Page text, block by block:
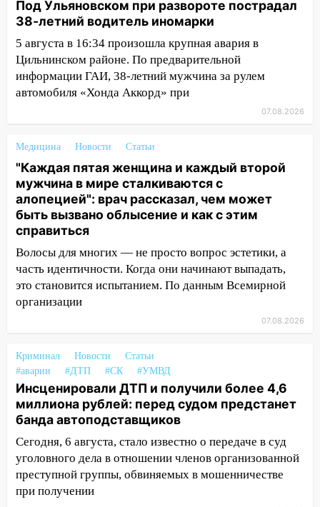
ЕГЭ с 2027 года
11:25 В Ульяновске ИИ будет выявлять
нарушителей на контейнерных
площадках
11:20 Ульяновская шахматистка
11:16
доску декабристу Кондратию Рылееву
10:40 В Ульяновске спасатели ночью
нашли потерявшегося в заброшенных
садах 79-летнего мужчину
10:26 На нескольких улицах Ульяновска
временно отключили холодную воду
10:14 В Ульяновске двоих участников
коррупционной схемы при ЦГКБ
09:52
Ночью беспилотники сбили над
соседними Татарстаном и Саратовской
областью
09:41 Диана Шурыгина уверовала в
Бога в СИЗО
09:35 В Ульяновске директора фирмы
будут судить за неуплату налогов на 48
млн рублей
Под Ульяновском при развороте пострадал
38-летний водитель иномарки
5 августа в 16:34 произошла крупная авария в
Цильнинском районе. По предварительной
информации ГАИ, 38-летний мужчина за рулем
автомобиля «Хонда Аккорд» при
07.08.2026
Медицина Новости Статьи
"Каждая пятая женщина и каждый второй
мужчина в мире сталкиваются с
алопецией": врач рассказал, чем может
быть вызвано облысение и как с этим
справиться
Волосы для многих — не просто вопрос эстетики, а
часть идентичности. Когда они начинают выпадать,
это становится испытанием. По данным Всемирной
организации
07.08.2026
Криминал Новости
Статьи
#аварии
#ДТП #СК #УМВД
Инсценировали ДТП и получили более 4,6
миллиона рублей: перед судом предстанет
банда автоподставщиков
Сегодня, 6 августа, стало известно о передаче в суд
уголовного дела в отношении членов организованной
преступной группы, обвиняемых в мошенничестве
при получении